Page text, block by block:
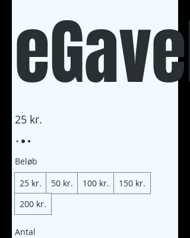
25 kr.
Beløb
25 kr.
50 kr. 100 kr.
150 kr.
200 kr.
Antal